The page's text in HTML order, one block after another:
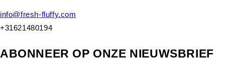
info@fresh-fluffy.com
+31621480194
ABONNEER OP ONZE NIEUWSBRIEF